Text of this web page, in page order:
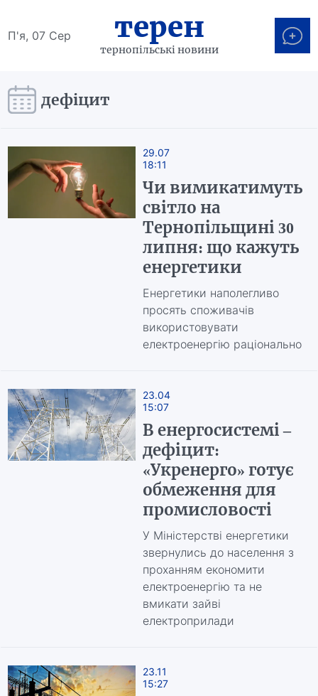
П'я, 07 Сер терен
тернопільські новини
дефіцит
29.07
18:11
Чи вимикатимуть
світло на
Тернопільщині 30
липня: що кажуть
енергетики
Енергетики наполегливо
просять споживачів
використовувати
електроенергію раціонально
23.04
15:07
В енергосистемі –
дефіцит:
«Укренерго» готує
обмеження для
промисловості
У Міністерстві енергетики
звернулись до населення з
проханням економити
електроенергію та не
вмикати зайві
електроприлади
23.11
15:27